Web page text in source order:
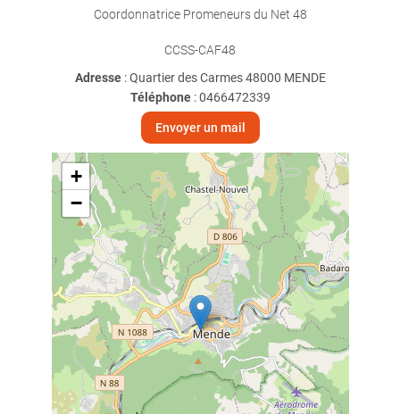
Coordonnatrice Promeneurs du Net 48
CCSS-CAF48
Adresse : Quartier des Carmes 48000 MENDE
Téléphone:0466472339
Envoyer un mail
+
−